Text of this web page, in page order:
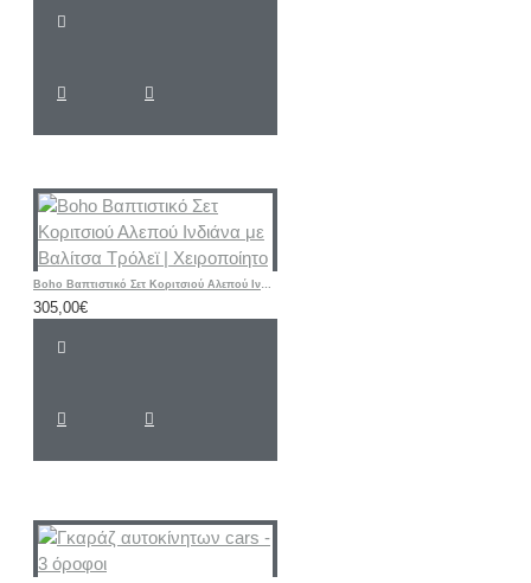
Boho Βαπτιστικό Σετ Κοριτσιού Αλεπού Ινδιάνα με Βαλίτσα Τρόλεϊ | Χειροποίητο
305,00€